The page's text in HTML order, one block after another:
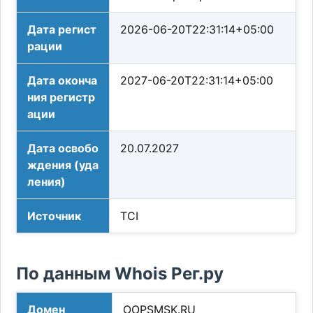
Дата регист
рации
2026-06-20T22:31:14+05:00
Дата оконча
ния регистр
ации
2027-06-20T22:31:14+05:00
Дата освобо
ждения (уда
ления)
20.07.2027
Источник TCI
По данным Whois Рег.ру
Домен OOPSMSK.RU